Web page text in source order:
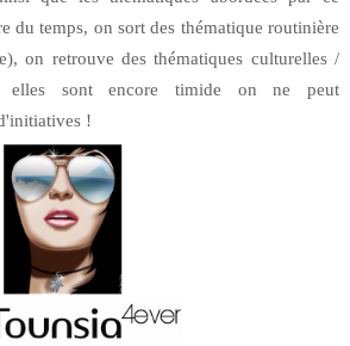
du temps, on sort des thématique routinière
on retrouve des thématiques culturelles /
elles sont encore timide on ne peut
!